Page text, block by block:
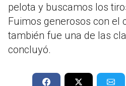
pelota y buscamos los
Fuimos generosos con el
también fue una de las
concluyó.